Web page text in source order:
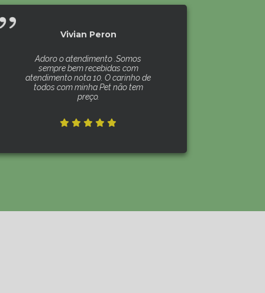
Vivian Peron
Adoro o atendimento .Somos
sempre bem recebidas com
atendimento nota 10. O carinho de
todos com minha Pet não tem
preço.